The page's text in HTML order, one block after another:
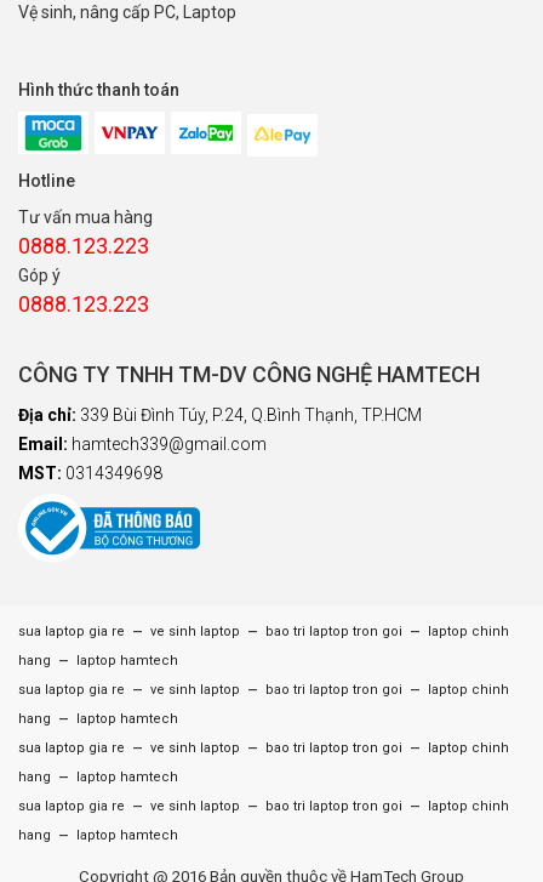
Vệ sinh, nâng cấp PC, Laptop
Hình thức thanh toán
Hotline
Tư vấn mua hàng
0888.123.223
Góp ý
0888.123.223
CÔNG TY TNHH TM-DV CÔNG NGHỆ HAMTECH
Địa chỉ: 339 Bùi Đình Túy, P.24, Q.Bình Thạnh, TP.HCM
Email: hamtech339@gmail.com
MST: 0314349698
sua laptop gia re – ve sinh laptop – bao tri laptop tron goi –
laptop chinh
hang
–
laptop hamtech
sua laptop gia re
– ve sinh laptop – bao tri laptop tron goi –
laptop chinh
hang
–
laptop hamtech
sua laptop gia re
– ve sinh laptop – bao tri laptop tron goi –
laptop chinh
hang
–
laptop hamtech
sua laptop gia re
– ve sinh laptop – bao tri laptop tron goi –
laptop chinh
hang
– laptop hamtech
Copyright @ 2016 Bản quyền thuộc về HamTech Group